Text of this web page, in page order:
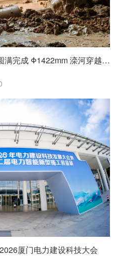
徐工 XZ11600 水平定向钻圆满完成 Φ1422mm 滦河穿越施工
厦门电力建设科技大会